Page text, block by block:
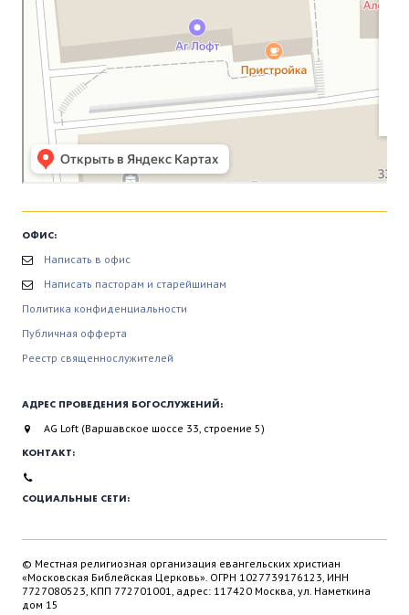
ОФИС:
Написать в офис
Написать пасторам и старейшинам
Политика конфиденциальности
Публичная офферта
Реестр священнослужителей
АДРЕС ПРОВЕДЕНИЯ БОГОСЛУЖЕНИЙ:
AG Loft (Варшавское шоссе 33, строение 5)
КОНТАКТ:
СОЦИАЛЬНЫЕ СЕТИ:
© Местная религиозная организация евангельских христиан
«Московская Библейская Церковь». ОГРН 1027739176123, ИНН
7727080523, КПП 772701001, адрес: 117420 Москва, ул. Наметкина
дом 15